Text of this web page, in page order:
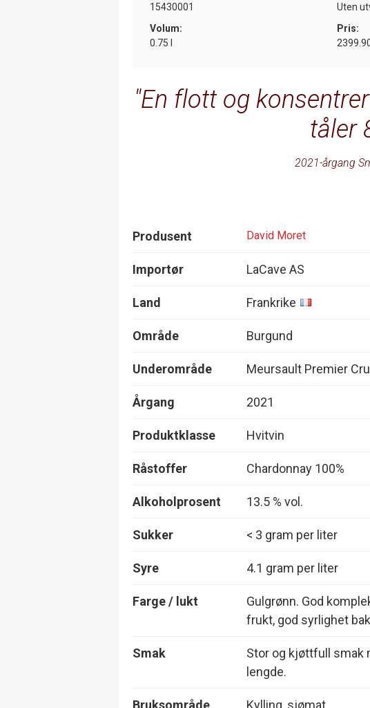
15430001
Uten
Volum:
0.75 l
Pris:
En flott og
tåler
2021-årgang
Produsent David Moret
Importør LaCave AS
Land Frankrike
Område Burgund
Underområde Meursault Premier Cru
Årgang 2021
Produktklasse Hvitvin
Råstoffer Chardonnay 100%
Alkoholprosent 13.5 % vol.
Sukker < 3 gram per liter
Syre 4.1 gram per liter
Farge / lukt
Gulgrønn. God
frukt, god syrlighet
Smak
Stor og kjøttfull smak
lengde.
Bruksområde Kylling, sjømat